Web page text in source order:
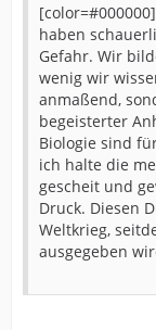
haben
Gefahr. Wir
wenig wir
anmaßend,
begeisterter
Biologie sind
ich halte die
gescheit und
Druck. Diesen
Weltkrieg,
ausgegeben